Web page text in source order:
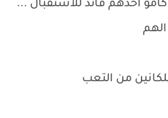
اخذهم قائد للاستقبال ...
من التعب